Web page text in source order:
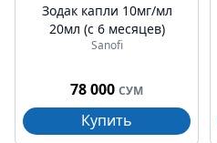
Зодак капли 10мг/мл
20мл (с 6 месяцев)
Sanofi
78 000 СУМ
Купить